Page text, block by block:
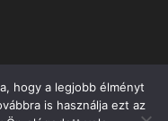
hogy a legjobb élményt
is használja ezt az